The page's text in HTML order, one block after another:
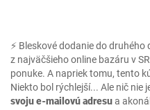
⚡ Bleskové dodanie do
z najväčšieho online bazáru v
ponuke. A napriek tomu, tento
Niekto bol rýchlejší... Ale nič nie
svoju e-mailovú adresua